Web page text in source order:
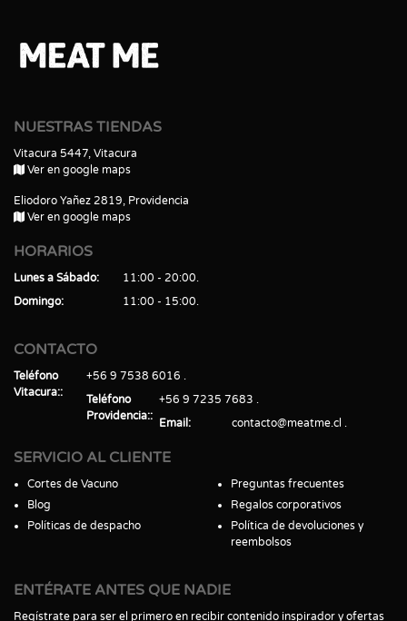
NUESTRAS TIENDAS
Vitacura 5447, Vitacura
Ver en google maps
Eliodoro Yañez 2819, Providencia
Ver en google maps
HORARIOS
Lunes a Sábado
11:00 - 20:00
Domingo
11:00 - 15:00
CONTACTO
Teléfono
Vitacura:
+56 9 7538 6016
Teléfono
Providencia:
+56 9 7235 7683
Email
contacto@meatme.cl
SERVICIO AL CLIENTE
Cortes de Vacuno
Blog
Políticas de despacho
Preguntas frecuentes
Regalos corporativos
Política de devoluciones y
reembolsos
ENTÉRATE ANTES QUE NADIE
Regístrate para ser el primero en recibir contenido inspirador y ofertas